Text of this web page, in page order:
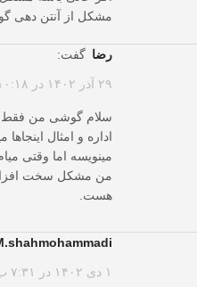
مشکل از آنتن
رضا گفت:
۲۹ آذر ۱۴۰۲ در ۱۰:۱۸ ب.ظ
سلام گوشی من فقط
مینویسه اما وقتی
من مشکل سخت
هست.
m.shahmohammadi
۱ دی ۱۴۰۲ در ۷:۳۱ ب.ظ